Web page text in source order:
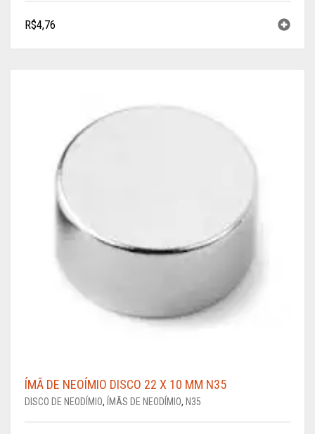
R$4,76
ÍMÃ DE NEOÍMIO DISCO 22 X 10 MM N35
DISCO DE NEODÍMIO, ÍMÃS DE NEODÍMIO, N35